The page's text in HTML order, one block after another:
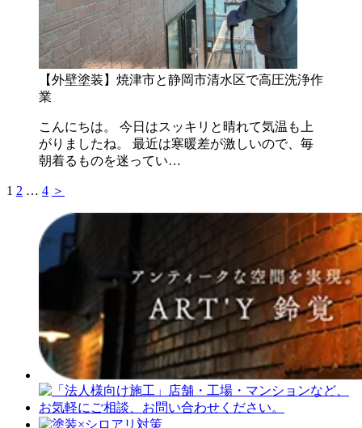
【外壁塗装】焼津市と静岡市清水区で高圧洗浄作
業
こんにちは。 今日はスッキリと晴れて気温も上
がりましたね。 最近は寒暖差が激しいので、毎
朝着るものを迷ってい…
1 2 … 4 ＞